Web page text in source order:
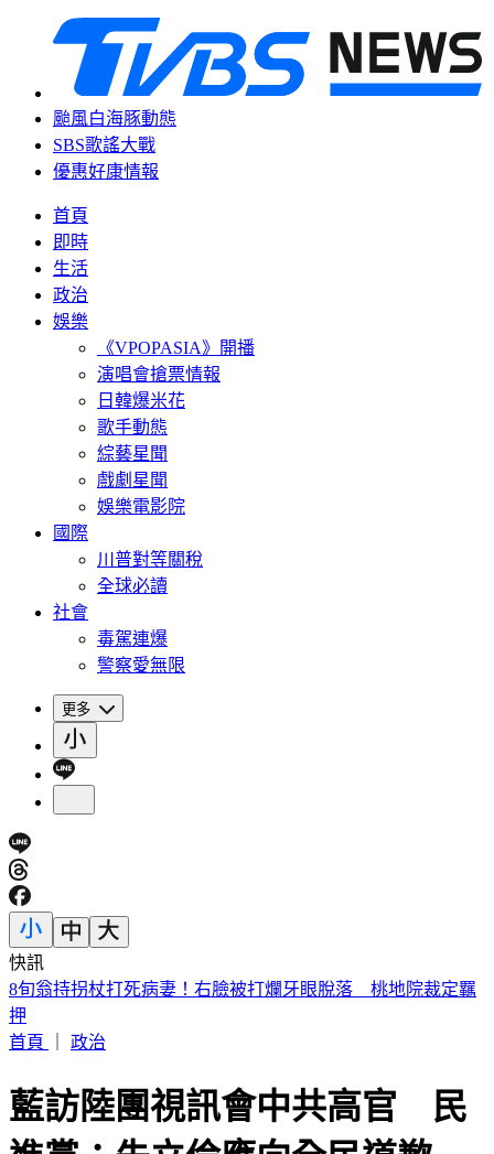
颱風白海豚動態
SBS歌謠大戰
優惠好康情報
首頁
即時
生活
政治
娛樂
《VPOPASIA》開播
演唱會搶票情報
日韓爆米花
歌手動態
綜藝星聞
戲劇星聞
娛樂電影院
國際
川普對等關稅
全球必讀
社會
毒駕連爆
警察愛無限
更多
快訊
BLACKPINK慶出道10週年！Jisoo直播道歉
首頁
藍訪陸團視訊會中共高官 民
進黨：朱立倫應向全民道歉